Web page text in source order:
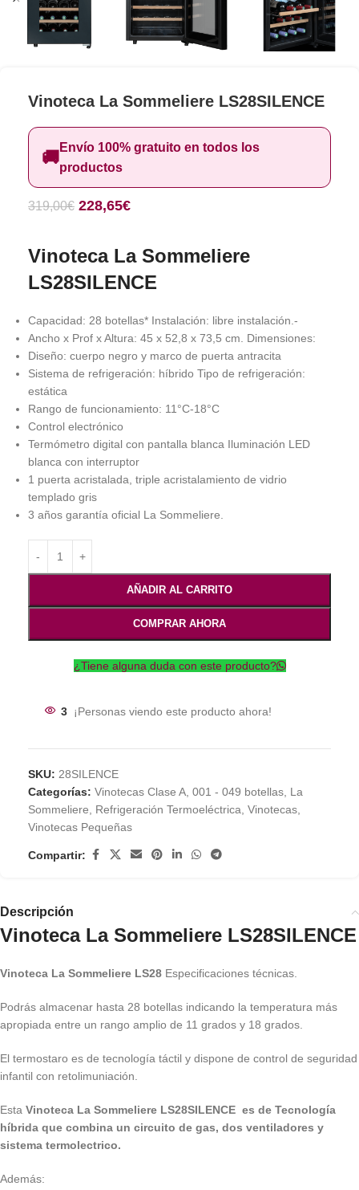
Vinoteca La Sommeliere LS28SILENCE
🚚Envío 100% gratuito en todos los
productos
319,00€ 228,65€
Vinoteca La Sommeliere
LS28SILENCE
Capacidad: 28 botellas* Instalación: libre instalación.-
Ancho x Prof x Altura: 45 x 52,8 x 73,5 cm. Dimensiones:
Diseño: cuerpo negro y marco de puerta antracita
Sistema de refrigeración: híbrido Tipo de refrigeración:
estática
Rango de funcionamiento: 11°C-18°C
Control electrónico
Termómetro digital con pantalla blanca Iluminación LED
blanca con interruptor
1 puerta acristalada, triple acristalamiento de vidrio
templado gris
3 años garantía oficial La Sommeliere.
AÑADIR AL CARRITO
COMPRAR AHORA
¿Tiene alguna duda con este producto?
3 ¡Personas viendo este producto ahora!
SKU: 28SILENCE
Categorías: Vinotecas Clase A 001 - 049 botellas La
Sommeliere
Refrigeración Termoeléctrica Vinotecas
Vinotecas Pequeñas
Compartir:
Descripción
Vinoteca La Sommeliere LS28SILENCE
Vinoteca La Sommeliere LS28 Especificaciones técnicas.
Podrás almacenar hasta 28 botellas indicando la temperatura más
apropiada entre un rango amplio de 11 grados y 18 grados.
El termostaro es de tecnología táctil y dispone de control de seguridad
infantil con retolimuniación.
Esta Vinoteca La Sommeliere LS28SILENCE es de Tecnología
híbrida que combina un circuito de gas, dos ventiladores y
sistema termolectrico.
Además: